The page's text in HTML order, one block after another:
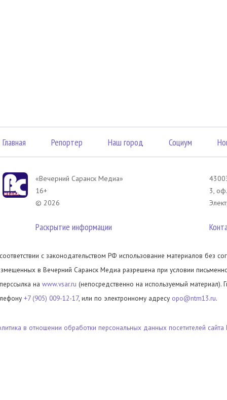
Главная Репортер Наш город Социум
«Вечерний Саранск Mедиа»
16+
© 2026
Раскрытие информации
3,
с законодательством РФ использование материалов без
в Вечерний Саранск Медиа разрешена при условии
на www.vsar.ru (непосредственно на используемый материал).
+7 (905) 009-12-17, или по электронному адресу opo@ntm13.ru.
в отношении обработки персональных данных посетителей